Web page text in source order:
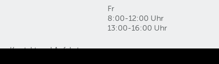
Fr
8:00-12:00 Uhr
13:00-16:00 Uhr
Kontakt und Anfahrt